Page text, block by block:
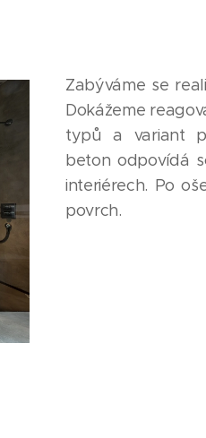
Zabýváme se
Dokážeme
typů a variant
beton odpovídá
interiérech. Po
povrch.